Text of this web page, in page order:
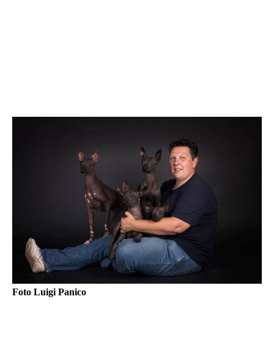
Foto Luigi Panico